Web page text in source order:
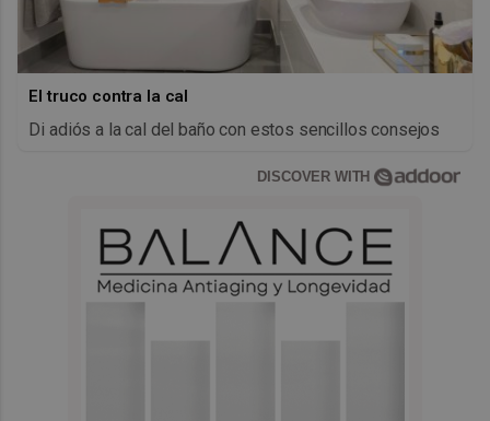
El truco contra la cal
Di adiós a la cal del baño con estos sencillos consejos
DISCOVER WITH